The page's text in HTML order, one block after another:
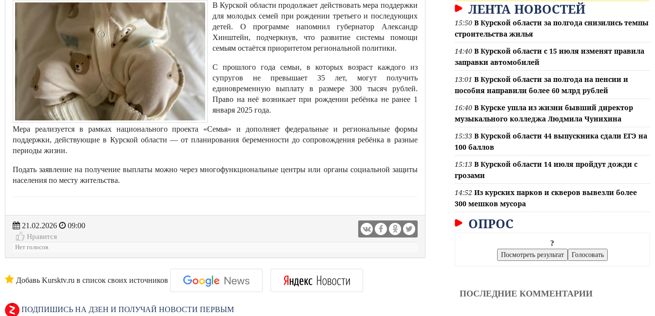
В Курской области продолжает действовать мера поддержки
для молодых семей при рождении третьего и последующих
детей. О программе напомнил губернатор Александр
Хинштейн, подчеркнув, что развитие системы помощи
семьям остаётся приоритетом региональной политики.
С прошлого года семьи, в которых возраст каждого из
супругов не превышает 35 лет, могут получить
единовременную выплату в размере 300 тысяч рублей.
Право на неё возникает при рождении ребёнка не ранее 1
января 2025 года.
Мера реализуется в рамках национального проекта «Семья» и дополняет федеральные и региональные формы
поддержки, действующие в Курской области — от планирования беременности до сопровождения ребёнка в разные
периоды жизни.
Подать заявление на получение выплаты можно через многофункциональные центры или органы социальной защиты
населения по месту жительства.
21.02.2026
09:00
Нравится
Нет голосов
Добавь Kursktv.ru в список своих источников
ПОДПИШИСЬ НА ДЗЕН И ПОЛУЧАЙ НОВОСТИ ПЕРВЫМ
ЛЕНТА НОВОСТЕЙ
15:50 В Курской области за полгода снизились темпы
строительства жилья
14:40 В Курской области с 15 июля изменят правила
заправки автомобилей
13:01 В Курской области за полгода на пенсии и
пособия направили более 60 млрд рублей
16:40 В Курске ушла из жизни бывший директор
музыкального колледжа Людмила Чунихина
15:33 В Курской области 44 выпускника сдали ЕГЭ на
100 баллов
15:13 В Курской области 14 июля пройдут дожди с
грозами
14:52 Из курских парков и скверов вывезли более
300 мешков мусора
ОПРОС
?
ПОСЛЕДНИЕ КОММЕНТАРИИ